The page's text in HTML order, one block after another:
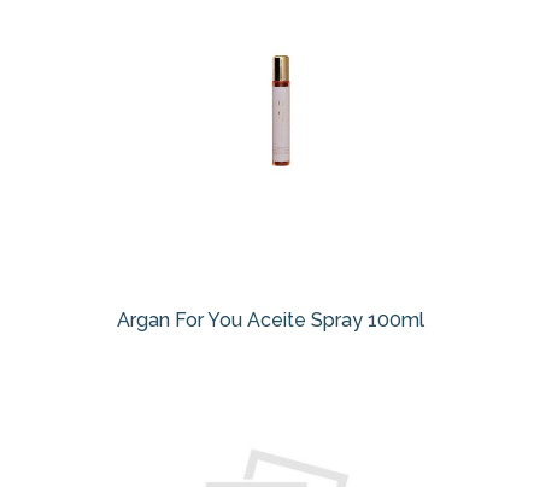
Argan For You Aceite Spray 100ml